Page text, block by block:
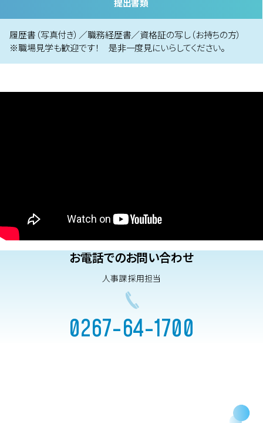
提出書類
履歴書（写真付き）／職務経歴書／資格証の写し（お持ちの方）
※職場見学も歓迎です！ 是非一度見にいらしてください。
お電話でのお問い合わせ
人事課 採用担当
0267-64-1700